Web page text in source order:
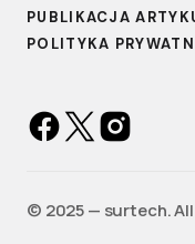
PUBLIKACJA
POLITYKA
©️ 2025 — surtech.